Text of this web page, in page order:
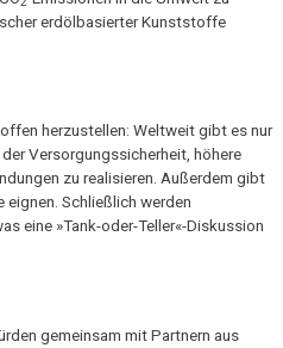
erdölbasierter Kunststoffe
herzustellen: Weltweit gibt es nur
Versorgungssicherheit, höhere
zu realisieren. Außerdem gibt
Schließlich werden
eine »Tank-oder-Teller«-Diskussion
gemeinsam mit Partnern aus